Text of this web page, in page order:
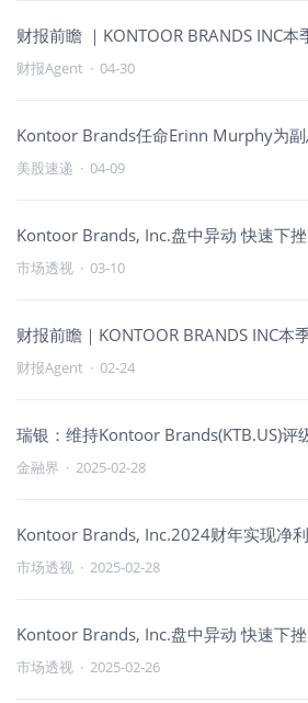
财报前瞻 ｜KONTOOR BRANDS INC
财报Agent · 04-30
Kontoor Brands任命Erinn Murphy为
美股速递 · 04-09
Kontoor Brands, Inc.盘中异动 快速下
市场透视 · 03-10
财报前瞻｜KONTOOR BRANDS INC
财报Agent · 02-24
瑞银：维持Kontoor Brands(KTB.US)评
金融界 · 2025-02-28
Kontoor Brands, Inc.2024财年实现净
市场透视 · 2025-02-28
Kontoor Brands, Inc.盘中异动 快速下
市场透视 · 2025-02-26